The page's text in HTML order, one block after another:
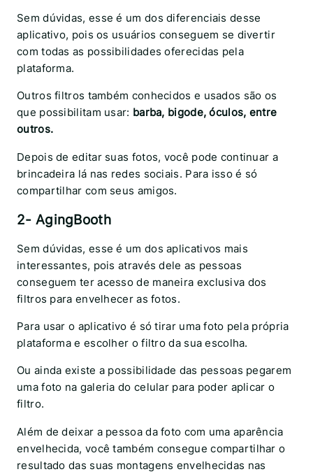
Sem dúvidas, esse é um dos diferenciais desse
aplicativo, pois os usuários conseguem se divertir
com todas as possibilidades oferecidas pela
plataforma.
Outros filtros também conhecidos e usados são os
que possibilitam usar: barba, bigode, óculos, entre
outros.
Depois de editar suas fotos, você pode continuar a
brincadeira lá nas redes sociais. Para isso é só
compartilhar com seus amigos.
2- AgingBooth
Sem dúvidas, esse é um dos aplicativos mais
interessantes, pois através dele as pessoas
conseguem ter acesso de maneira exclusiva dos
filtros para envelhecer as fotos.
Para usar o aplicativo é só tirar uma foto pela própria
plataforma e escolher o filtro da sua escolha.
Ou ainda existe a possibilidade das pessoas pegarem
uma foto na galeria do celular para poder aplicar o
filtro.
Além de deixar a pessoa da foto com uma aparência
envelhecida, você também consegue compartilhar o
resultado das suas montagens envelhecidas nas